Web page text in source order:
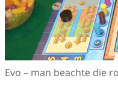
Evo – man beachte die